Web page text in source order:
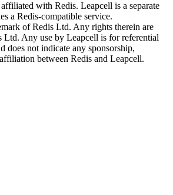
with Redis. Leapcell is a separate
a Redis-compatible service.
of Redis Ltd. Any rights therein are
Ltd. Any use by Leapcell is for referential
does not indicate any sponsorship,
between Redis and Leapcell.